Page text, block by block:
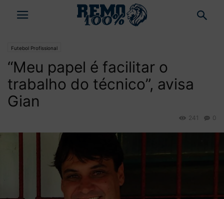
Futebol Profissional
“Meu papel é facilitar o
trabalho do técnico”, avisa
Gian
0
241